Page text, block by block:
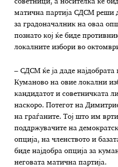
советници, а носителка ќе
матична партија СДСМ реши
за градоначалник на оваа
познато кој ќе биде
локалните избори во
– СДСМ ќе ја даде најдобрата
Куманово на овие локални
кандидатот и советничката
наскоро. Потегот на
на граѓаните. Тој што им
поддржувачите на
опција, на членството и
биде најдобра опција за
неговата матична партија.